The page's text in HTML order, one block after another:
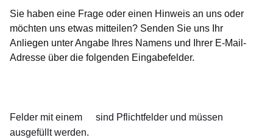
Sie haben eine Frage oder einen Hinweis an uns oder
möchten uns etwas mitteilen? Senden Sie uns Ihr
Anliegen unter Angabe Ihres Namens und Ihrer E-Mail-
Adresse über die folgenden Eingabefelder.
Felder mit einem
sind Pflichtfelder und müssen
ausgefüllt werden.